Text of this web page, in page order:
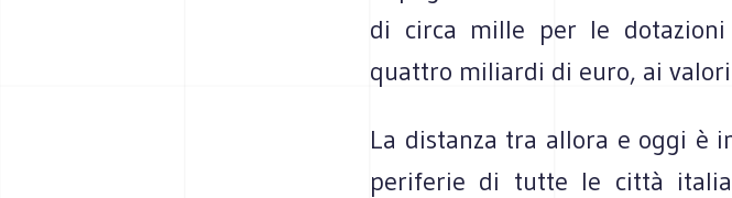
di circa mille per le
quattro miliardi di euro, ai
La distanza tra allora e oggi è
periferie di tutte le città